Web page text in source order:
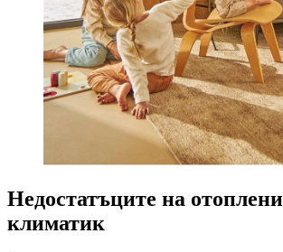
Недостатъците на
климатик